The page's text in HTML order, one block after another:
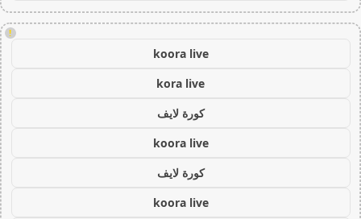
!
koora live
kora live
كورة لايف
koora live
كورة لايف
koora live